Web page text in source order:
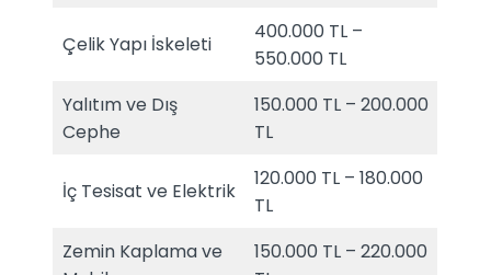
Çelik Yapı İskeleti
400.000 TL –
550.000 TL
Yalıtım ve Dış
Cephe
150.000 TL – 200.000
TL
İç Tesisat ve Elektrik
120.000 TL – 180.000
TL
Zemin Kaplama ve
150.000 TL – 220.000